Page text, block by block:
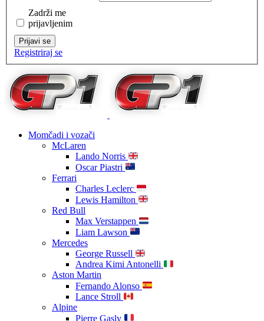
Zadrži me
prijavljenim
Prijavi se
Registriraj se
Momčadi i vozači
McLaren
Lando Norris
Oscar Piastri
Ferrari
Charles Leclerc
Lewis Hamilton
Red Bull
Max Verstappen
Liam Lawson
Mercedes
George Russell
Andrea Kimi Antonelli
Aston Martin
Fernando Alonso
Lance Stroll
Alpine
Pierre Gasly